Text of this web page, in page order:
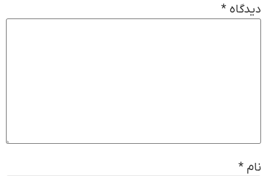
دیدگاه *
نام *